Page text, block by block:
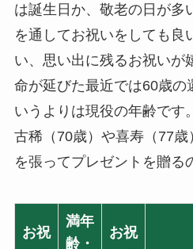
越前和紙
供花・献花
胡蝶蘭セット
ブライダル特集
は誕生日か、敬老の日が多
を通してお祝いをしても良
い、思い出に残るお祝いが
命が延びた最近では60歳の
いうよりは現役の年齢です
古稀（70歳）や喜寿（77
を張ってプレゼントを贈る
お祝
満年
齢・
お祝